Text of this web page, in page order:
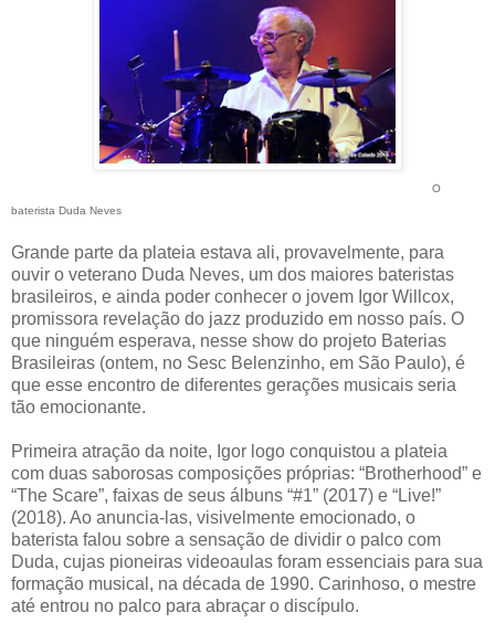
O
baterista Duda Neves
Grande parte da plateia estava ali, provavelmente, para
ouvir o veterano Duda Neves, um dos maiores bateristas
brasileiros, e ainda poder conhecer o jovem Igor Willcox,
promissora revelação do jazz produzido em nosso país. O
que ninguém esperava, nesse show do projeto Baterias
Brasileiras (ontem, no Sesc Belenzinho, em São Paulo), é
que esse encontro de diferentes gerações musicais seria
tão emocionante.
Primeira atração da noite, Igor logo conquistou a plateia
com duas saborosas composições próprias: “Brotherhood” e
“The Scare”, faixas de seus álbuns “#1” (2017) e “Live!”
(2018). Ao anuncia-las, visivelmente emocionado, o
baterista falou sobre a sensação de dividir o palco com
Duda, cujas pioneiras videoaulas foram essenciais para sua
formação musical, na década de 1990. Carinhoso, o mestre
até entrou no palco para abraçar o discípulo.